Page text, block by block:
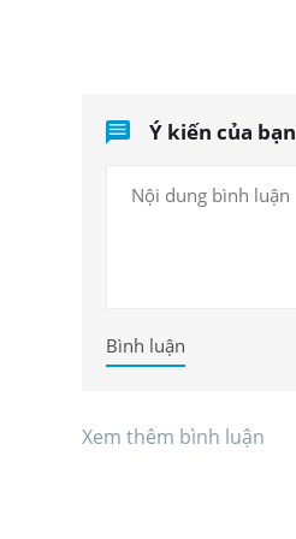
Ý kiến của bạn
Bình luận
Xem thêm bình luận